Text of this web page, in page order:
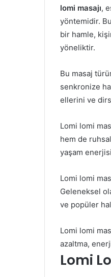
lomi masajı,
yöntemidir.
bir hamle,
yöneliktir.
Bu masaj
senkronize
ellerini ve
Lomi lomi
hem de ruhsal
yaşam
Lomi lomi
Geleneksel
ve popüler
Lomi lomi
azaltma,
Lomi